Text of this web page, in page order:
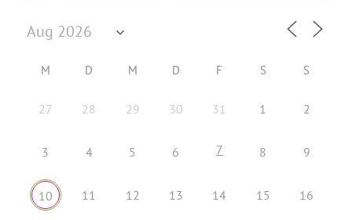
M D M D F S S
27 28 29 30 31 1 2
3 4 5 6 7 8 9
10 11 12 13 14 15 16